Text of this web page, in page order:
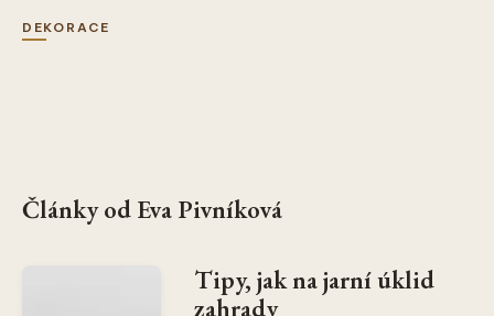
DEKORACE
Články od Eva Pivníková
Tipy, jak na jarní úklid
zahrady